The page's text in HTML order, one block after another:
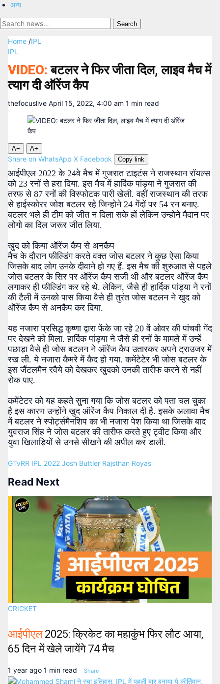
अन्य
Search
Home /IPL
IPL
VIDEO: बटलर ने फिर जीता दिल, लाइव मैच में
त्याग दी ऑरेंज कैप
thefocuslive April 15, 2022, 4:00 am 1 min read
A− A+
Share on WhatsApp X Facebook Copy link
आईपीएल 2022 के 24वे मैच में गुजरात टाइटंस ने राजस्थान रॉयल्स
को 23 रनों से हरा दिया. इस मैच में हार्दिक पांड्या ने गुजरात की
तरफ से 87 रनों की विस्फोटक पारी खेली. वहीं राजस्थान की तरफ
से हाईस्कोरर जोश बटलर रहे जिन्होने 24 गेंदों पर 54 रन बनाए.
बटलर भले ही टीम को जीत न दिला सके हों लेकिन उन्होने मैदान पर
लोगो का दिल जरूर जीत लिया.
खुद को किया ऑरेंज कैप से अनकैप
मैच के दौरान फील्डिंग करते वक्त जोस बटलर ने कुछ ऐसा किया
जिसके बाद लोग उनके दीवाने हो गए हैं. इस मैच की शुरुआत से पहले
जोस बटलर के सिर पर ऑरेंज कैप सजी थी और बटलर ऑरेंज कैप
लगाकर ही फील्डिंग कर रहे थे. लेकिन, जैसे ही हार्दिक पांड्या ने रनों
की टैली में उनको पास किया वैसे ही तुरंत जोस बटलन ने खुद को
ऑरेंज कैप से अनकैप कर दिया.
यह नजारा प्रसिद्ध कृष्णा द्वारा फेंके जा रहे 20 वें ओवर की पांचवी गेंद
पर देखने को मिला. हार्दिक पांड्या ने जैसे ही रनों के मामले में उन्हें
पछाड़ा वैसे ही जोस बटलन ने ऑरेंज कैप उतारकर अपने ट्राउजर में
रख ली. ये नजारा कैमरे में कैद हो गया. कमेंटेटेर भी जोस बटलर के
इस जैंटलमैन रवैये को देखकर खुदको उनकी तारीफ करने से नहीं
रोक पाए.
कमेंटेटर को यह कहते सुना गया कि जोस बटलर को पता चल चुका
है इस कारण उन्होंने खुद ऑरेंज कैप निकाल दी है. इसके अलावा मैच
में बटलर ने स्पोर्ट्समैनशिप का भी नजारा पेश किया था जिसके बाद
युवराज सिंह ने जोस बटलर की तारीफ करते हुए ट्वीट किया और
युवा खिलाड़ियों से उनसे सीखने की अपील कर डाली.
GTvRR IPL 2022 Josh Buttler Rajsthan Royas
Read Next
CRICKET
आईपीएल2025: क्रिकेट का महाकुंभ फिर लौट आया,
65 दिन में खेले जायेंगे 74 मैच
1 year ago 1 min read Share